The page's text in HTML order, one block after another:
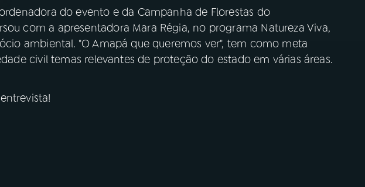
do evento e da Campanha de Florestas do
com a apresentadora Mara Régia, no programa Natureza Viva,
ambiental. "O Amapá que queremos ver", tem como meta
civil temas relevantes de proteção do estado em várias áreas.